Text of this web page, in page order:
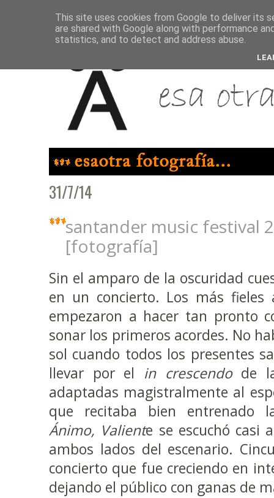
31/7/14
santander music festival
[fotografía]
Sin el amparo de la oscuridad
en un concierto. Los más
empezaron a hacer tan pronto
sonar los primeros acordes. No
sol cuando todos los presentes
llevar por el in crescendode la
adaptadas magistralmente al
que recitaba bien entrenado
Ánimo, Valiente se escuchó casi
ambos lados del escenario.
concierto que fue creciendo en
dejando el público con ganas de
This site uses cookies from Google to deliver its
are shared with Google along with performance
statistics, and to detect and address abuse.